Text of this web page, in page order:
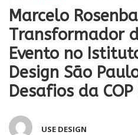
Marcelo
Transformador
Evento no
Design São
Desafios da COP
USE DESIGN